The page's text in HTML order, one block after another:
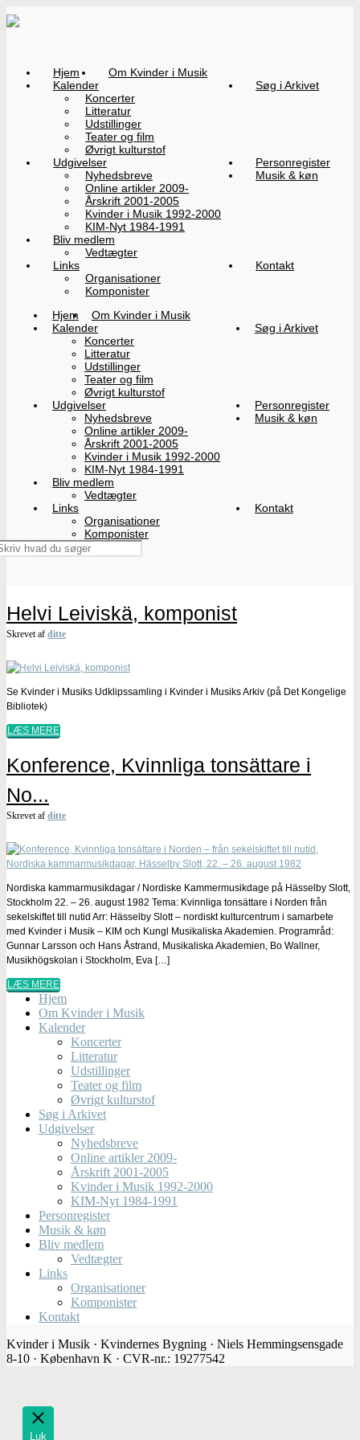
Hjem
Om Kvinder i Musik
Kalender
Koncerter
Litteratur
Udstillinger
Teater og film
Øvrigt kulturstof
Søg i Arkivet
Udgivelser
Nyhedsbreve
Online artikler 2009-
Årskrift 2001-2005
Kvinder i Musik 1992-2000
KIM-Nyt 1984-1991
Personregister
Musik & køn
Bliv medlem
Vedtægter
Links
Organisationer
Komponister
Kontakt
Hjem
Om Kvinder i Musik
Kalender
Koncerter
Litteratur
Udstillinger
Teater og film
Øvrigt kulturstof
Søg i Arkivet
Udgivelser
Nyhedsbreve
Online artikler 2009-
Årskrift 2001-2005
Kvinder i Musik 1992-2000
KIM-Nyt 1984-1991
Personregister
Musik & køn
Bliv medlem
Vedtægter
Links
Organisationer
Komponister
Kontakt
Helvi Leiviskä, komponist
Skrevet af ditte
Se Kvinder i Musiks Udklipssamling i Kvinder i Musiks Arkiv (på Det Kongelige
Bibliotek)
LÆS MERE
Konference, Kvinnliga tonsättare i
No...
Skrevet af ditte
Nordiska kammarmusikdagar / Nordiske Kammermusikdage på Hässelby Slott,
Stockholm 22. – 26. august 1982 Tema: Kvinnliga tonsättare i Norden från
sekelskiftet till nutid Arr: Hässelby Slott – nordiskt kulturcentrum i samarbete
med Kvinder i Musik – KIM och Kungl Musikaliska Akademien. Programråd:
Gunnar Larsson och Hans Åstrand, Musikaliska Akademien, Bo Wallner,
Musikhögskolan i Stockholm, Eva […]
LÆS MERE
Hjem
Om Kvinder i Musik
Kalender
Koncerter
Litteratur
Udstillinger
Teater og film
Øvrigt kulturstof
Søg i Arkivet
Udgivelser
Nyhedsbreve
Online artikler 2009-
Årskrift 2001-2005
Kvinder i Musik 1992-2000
KIM-Nyt 1984-1991
Personregister
Musik & køn
Bliv medlem
Vedtægter
Links
Organisationer
Komponister
Kontakt
Kvinder i Musik · Kvindernes Bygning · Niels Hemmingsensgade
8-10 · København K · CVR-nr.: 19277542
Luk